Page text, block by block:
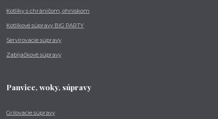
Kotlíky s chráničom, ohniskom
Kotlíkové súpravy BIG PARTY
Servírovacie súpravy
Zabíjačkové súpravy
Panvice, woky, súpravy
Grilovacie súpravy